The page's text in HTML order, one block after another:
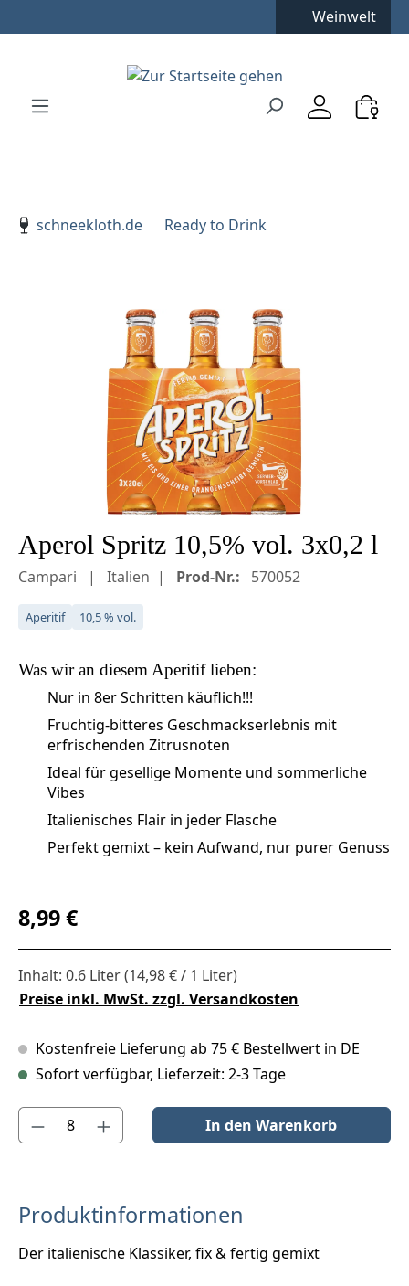
Zur Hauptnavigation springen
Weinwelt
schneekloth.de
Ready to Drink
Bildergalerie überspringen
Aperol Spritz 10,5% vol. 3x0,2 l
Campari Italien Prod-Nr.: 570052
Aperitif 10,5 % vol.
Was wir an diesemAperitiflieben:
Nur in 8er Schritten käuflich!!!
Fruchtig-bitteres Geschmackserlebnis mit
erfrischenden Zitrusnoten
Ideal für gesellige Momente und sommerliche
Vibes
Italienisches Flair in jeder Flasche
Perfekt gemixt – kein Aufwand, nur purer Genuss
Regulärer Preis:
8,99 €
Inhalt: 0.6 Liter(14,98 € / 1 Liter)
Preise inkl. MwSt. zzgl. Versandkosten
Kostenfreie Lieferung ab 75 € Bestellwert in DE
Sofort verfügbar, Lieferzeit: 2-3 Tage
Produkt Anzahl: Gib den gewünschten Wert ein oder benutze
In den Warenkorb
Produktinformationen
Der italienische Klassiker, fix & fertig gemixt